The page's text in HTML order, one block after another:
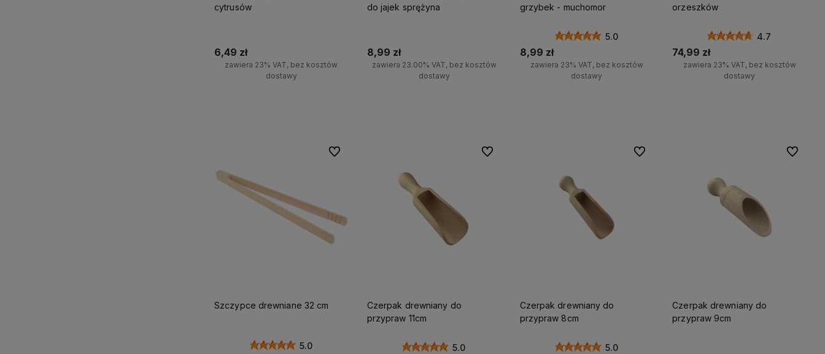
cytrusów
6,49 zł
zawiera 23% VAT, bez kosztów
dostawy
do jajek sprężyna
8,99 zł
zawiera 23.00% VAT, bez kosztów
dostawy
grzybek - muchomor
5.0
8,99 zł
zawiera 23% VAT, bez kosztów
dostawy
orzeszków
4.7
74,99 zł
zawiera 23% VAT, bez kosztów
dostawy
Szczypce drewniane 32 cm
5.0
Do ulubionych
Czerpak drewniany do
przypraw 11cm
5.0
Do ulubionych
Czerpak drewniany do
przypraw 8cm
5.0
Do ulubionych
Czerpak drewniany do
przypraw 9cm
Do